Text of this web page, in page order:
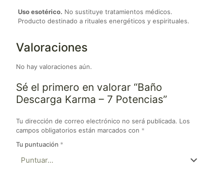
Uso esotérico. No sustituye tratamientos médicos.
Producto destinado a rituales energéticos y espirituales.
Valoraciones
No hay valoraciones aún.
Sé el primero en valorar “Baño
Descarga Karma – 7 Potencias”
Tu dirección de correo electrónico no será publicada. Los
campos obligatorios están marcados con *
Tu puntuación *